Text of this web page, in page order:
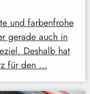
und farbenfrohe
gerade auch in
Deshalb hat
für den …